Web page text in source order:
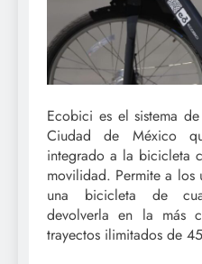
Ecobici es el sistema
Ciudad de México
integrado a la bicicleta
movilidad. Permite a los
una bicicleta de
devolverla en la más
trayectos ilimitados de